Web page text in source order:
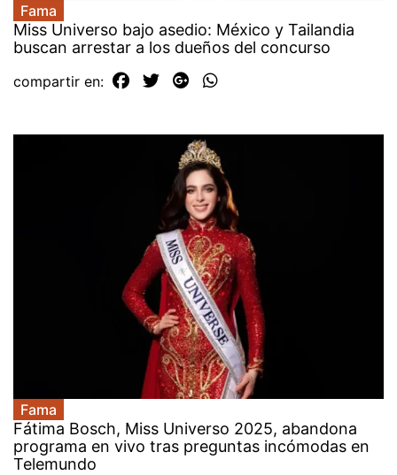
Fama
Miss Universo bajo asedio: México y Tailandia
buscan arrestar a los dueños del concurso
compartir en:
Fama
Fátima Bosch, Miss Universo 2025, abandona
programa en vivo tras preguntas incómodas en
Telemundo